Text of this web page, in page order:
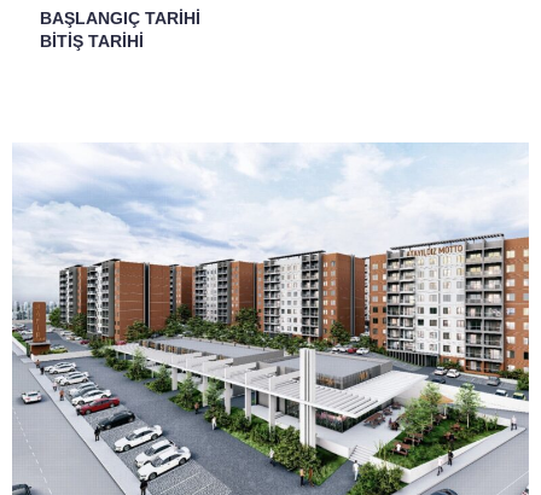
BAŞLANGIÇ TARİHİ
BİTİŞ TARİHİ